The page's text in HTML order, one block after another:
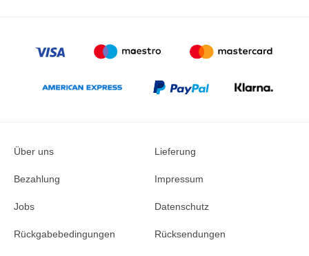
Über uns Lieferung
Bezahlung Impressum
Jobs Datenschutz
Rückgabebedingungen Rücksendungen